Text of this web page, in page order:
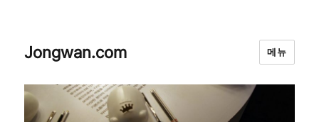
Jongwan.com 메뉴